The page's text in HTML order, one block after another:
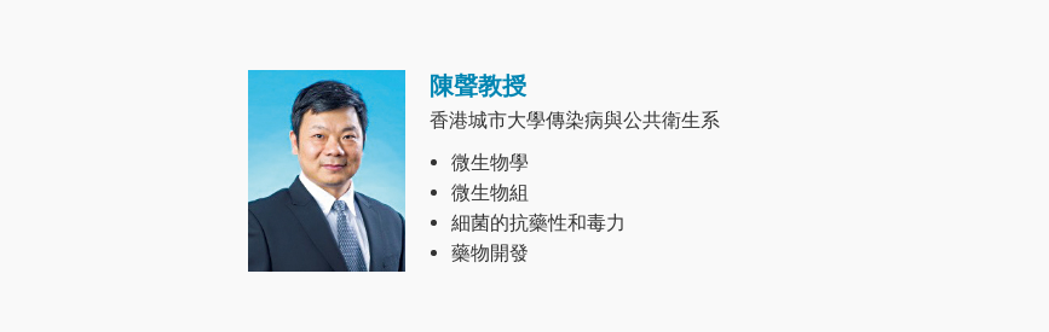
Image 陳聲教授
香港城市大學傳染病與公共衛生系
微生物學
微生物組
細菌的抗藥性和毒力
藥物開發